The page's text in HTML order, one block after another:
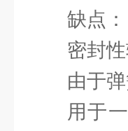
缺点：
密封
由于
用于